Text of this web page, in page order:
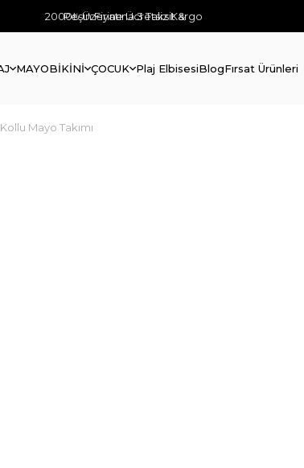
Peşin Fiyatına 3 Taksit &
2000₺ Üzerine Ücretsiz Kargo
MAYOBİKİNİ ÇOCUK Plaj ElbisesiBlogFırsat Ürünleri
Mayo Takımı